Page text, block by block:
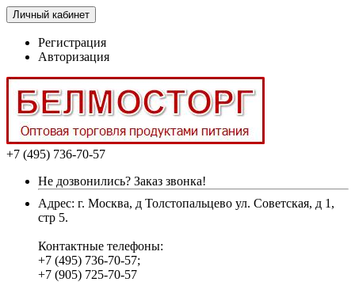
Личный кабинет
Регистрация
Авторизация
+7 (495) 736-70-57
Не дозвонились? Заказ звонка!
Адрес: г. Москва, д Толстопальцево ул. Советская, д 1,
стр 5.
Контактные телефоны:
+7 (495) 736-70-57;
+7 (905) 725-70-57